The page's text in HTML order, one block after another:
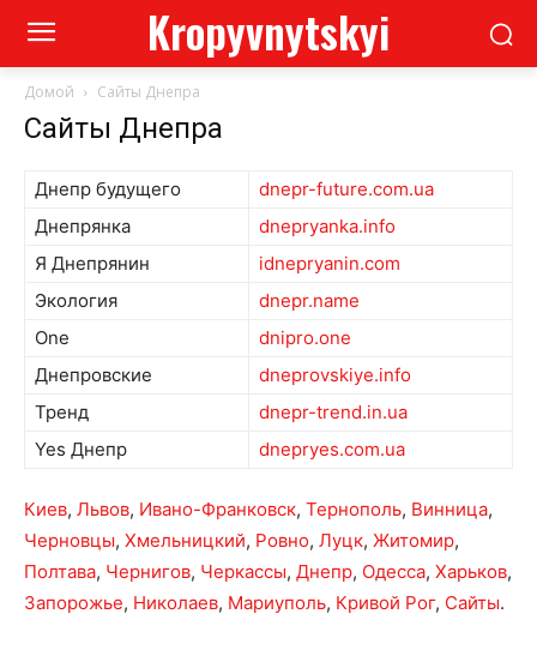
Kropyvnytskyi
Домой Сайты Днепра
Сайты Днепра
Днепр будущего
dnepr-future.com.ua
Днепрянка
dnepryanka.info
Я Днепрянин
idnepryanin.com
Экология
dnepr.name
One
dnipro.one
Днепровские
dneprovskiye.info
Тренд
dnepr-trend.in.ua
Yes Днепр
dnepryes.com.ua
Киев, Львов, Ивано-Франковск, Тернополь, Винница,
Черновцы, Хмельницкий, Ровно, Луцк, Житомир,
Полтава, Чернигов, Черкассы, Днепр, Одесса, Харьков,
Запорожье, Николаев, Мариуполь, Кривой Рог, Сайты.